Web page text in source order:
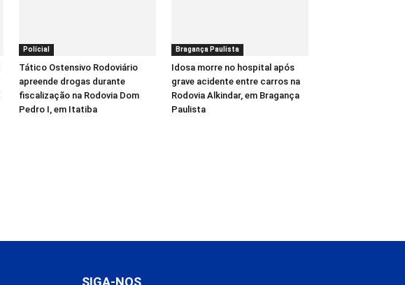
Polícial
Tático Ostensivo Rodoviário
apreende drogas durante
fiscalização na Rodovia Dom
Pedro I, em Itatiba
Bragança Paulista
Idosa morre no hospital após
grave acidente entre carros na
Rodovia Alkindar, em Bragança
Paulista
SIGA-NOS